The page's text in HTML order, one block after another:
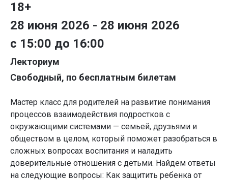
18+
28 июня 2026 - 28 июня 2026
с 15:00 до 16:00
Лекториум
Свободный, по бесплатным билетам
Мастер класс для родителей на развитие понимания
процессов взаимодействия подростков с
окружающими системами — семьей, друзьями и
обществом в целом, который поможет разобраться в
сложных вопросах воспитания и наладить
доверительные отношения с детьми. Найдем ответы
на следующие вопросы: Как защитить ребенка от